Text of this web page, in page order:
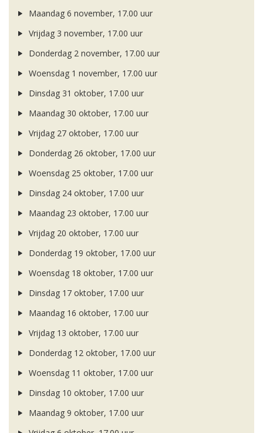
Maandag 6 november, 17.00 uur
Vrijdag 3 november, 17.00 uur
Donderdag 2 november, 17.00 uur
Woensdag 1 november, 17.00 uur
Dinsdag 31 oktober, 17.00 uur
Maandag 30 oktober, 17.00 uur
Vrijdag 27 oktober, 17.00 uur
Donderdag 26 oktober, 17.00 uur
Woensdag 25 oktober, 17.00 uur
Dinsdag 24 oktober, 17.00 uur
Maandag 23 oktober, 17.00 uur
Vrijdag 20 oktober, 17.00 uur
Donderdag 19 oktober, 17.00 uur
Woensdag 18 oktober, 17.00 uur
Dinsdag 17 oktober, 17.00 uur
Maandag 16 oktober, 17.00 uur
Vrijdag 13 oktober, 17.00 uur
Donderdag 12 oktober, 17.00 uur
Woensdag 11 oktober, 17.00 uur
Dinsdag 10 oktober, 17.00 uur
Maandag 9 oktober, 17.00 uur